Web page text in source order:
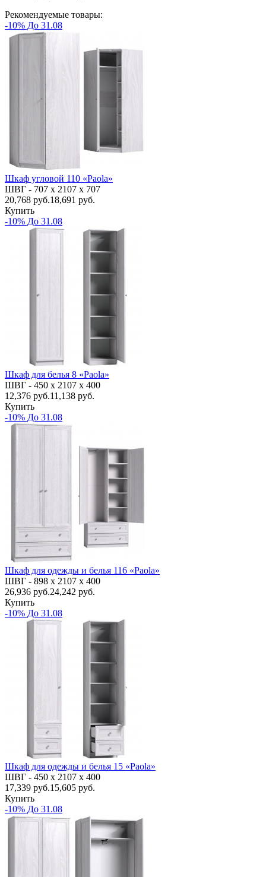
Рекомендуемые товары:
-10% До 31.08
Шкаф угловой 110 «Paola»
ШВГ - 707 х 2107 х 707
20,768 руб.18,691 руб.
Купить
-10% До 31.08
Шкаф для белья 8 «Paola»
ШВГ - 450 х 2107 х 400
12,376 руб.11,138 руб.
Купить
-10% До 31.08
Шкаф для одежды и белья 116 «Paola»
ШВГ - 898 х 2107 х 400
26,936 руб.24,242 руб.
Купить
-10% До 31.08
Шкаф для одежды и белья 15 «Paola»
ШВГ - 450 х 2107 х 400
17,339 руб.15,605 руб.
Купить
-10% До 31.08